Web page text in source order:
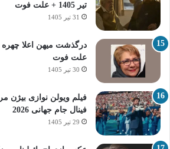
تیر 1405 + علت فوت
31 تیر 1405
درگذشت میهن اعلا
علت فوت
30 تیر 1405
فیلم ویولن نوازی بیژن
فینال جام جهانی 2026
29 تیر 1405